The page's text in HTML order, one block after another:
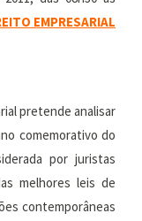
EMPRESARIAL
pretende analisar
comemorativo do
por juristas
melhores leis de
contemporâneas